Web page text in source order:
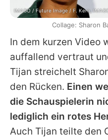
In dem kurzen Video
auffallend vertraut
Tijan streichelt
den Rücken. Einen
die Schauspielerin
lediglich ein rotes
Auch Tijan teilte den
IMAGO / Future Image / F. Kern,
Collage: Sharon